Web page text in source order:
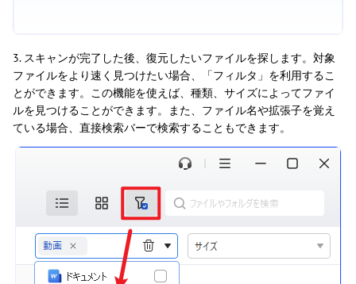
3. スキャンが完了した後、復元したいファイルを探します。対象
ファイルをより速く見つけたい場合、「フィルタ」を利用するこ
とができます。この機能を使えば、種類、サイズによってファイ
ルを見つけることができます。また、ファイル名や拡張子を覚え
ている場合、直接検索バーで検索することもできます。